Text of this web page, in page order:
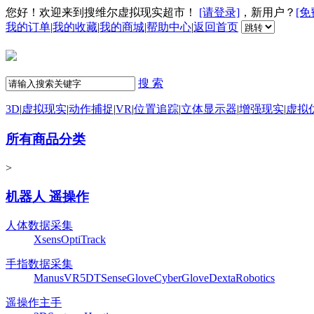
您好！欢迎来到搜维尔虚拟现实超市！ [请登录] ，新用户？ [免
我的订单|我的收藏|我的商城|帮助中心|返回首页
搜 索
3D|虚拟现实|动作捕捉|VR|位置追踪|立体显示器|增强现实|虚拟
所有商品分类
>
机器人 遥操作
人体数据采集
XsensOptiTrack
手指数据采集
ManusVR5DTSenseGloveCyberGloveDextaRobotics
遥操作主手